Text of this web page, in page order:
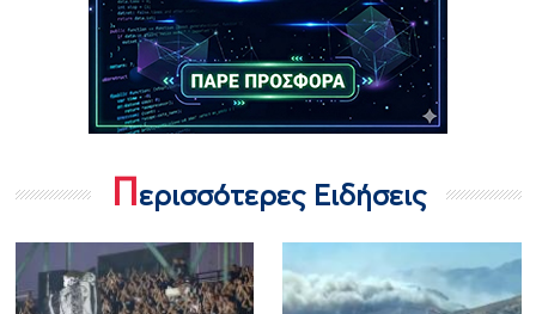
Περισσότερες Ειδήσεις